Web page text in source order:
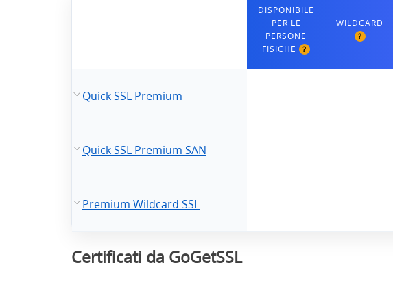
DISPONIBILE
PER LE
PERSONE
FISICHE
?
WILDCARD
?
Quick SSL Premium
Quick SSL Premium SAN
Premium Wildcard SSL
Certificati da GoGetSSL